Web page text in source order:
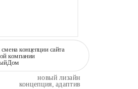
концепции сайта
компании
новый лизайн
концепция, адаптив